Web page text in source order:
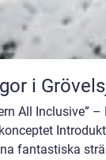
i
All Inclusive”
fantastiska